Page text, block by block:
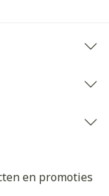
en promoties